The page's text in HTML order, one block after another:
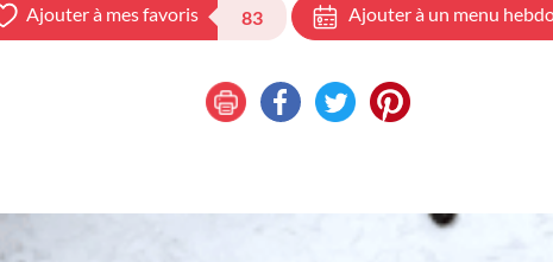
Ajouter à mes favoris 83 Ajouter à un menu